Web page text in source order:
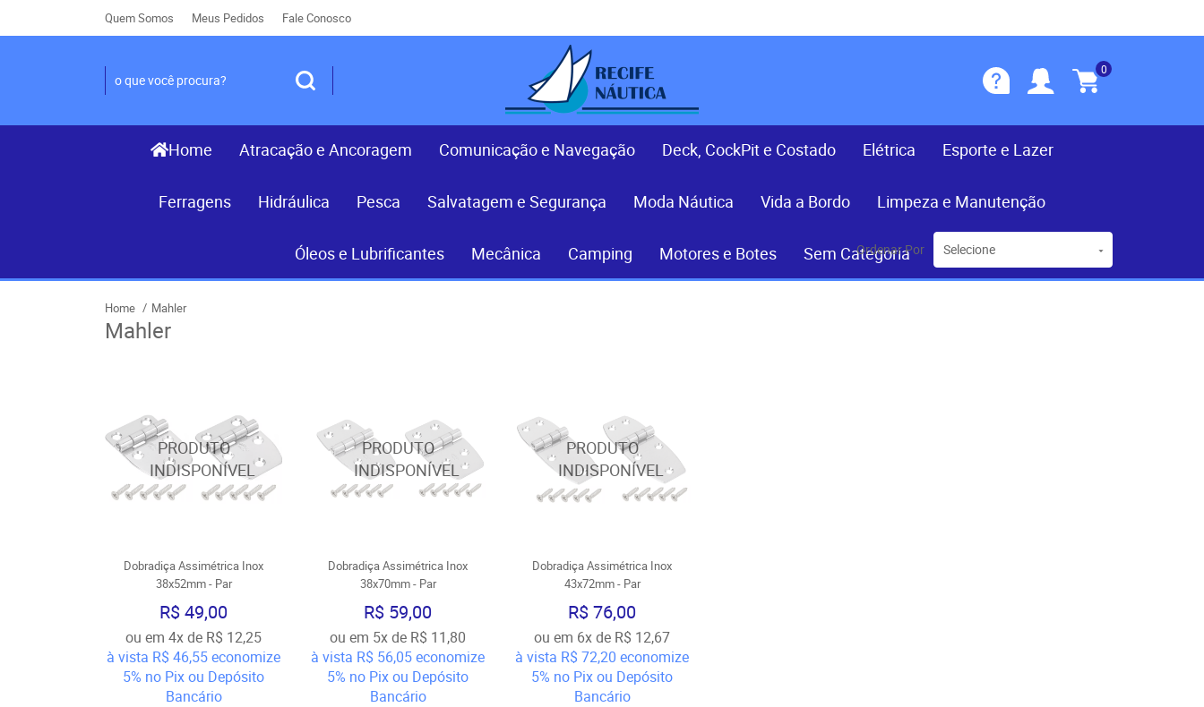
Quem Somos Meus Pedidos Fale Conosco
0
Home Atracação e Ancoragem Comunicação e Navegação Deck, CockPit e Costado Elétrica Esporte e Lazer
Ferragens Hidráulica Pesca Salvatagem e Segurança Moda Náutica Vida a Bordo Limpeza e Manutenção
Óleos e Lubrificantes Mecânica Camping Motores e Botes Sem Categoria
Home Mahler
Mahler
Ordenar Por Selecione
Dobradiça Assimétrica Inox
38x52mm - Par
R$ 49,00
ou em 4xde R$ 12,25
à vista R$ 46,55economize
5% no Pix ou Depósito
Bancário
Dobradiça Assimétrica Inox
38x70mm - Par
R$ 59,00
ou em 5xde R$ 11,80
à vista R$ 56,05economize
5% no Pix ou Depósito
Bancário
Dobradiça Assimétrica Inox
43x72mm - Par
R$ 76,00
ou em 6xde R$ 12,67
à vista R$ 72,20 economize
5% no Pix ou Depósito
Bancário